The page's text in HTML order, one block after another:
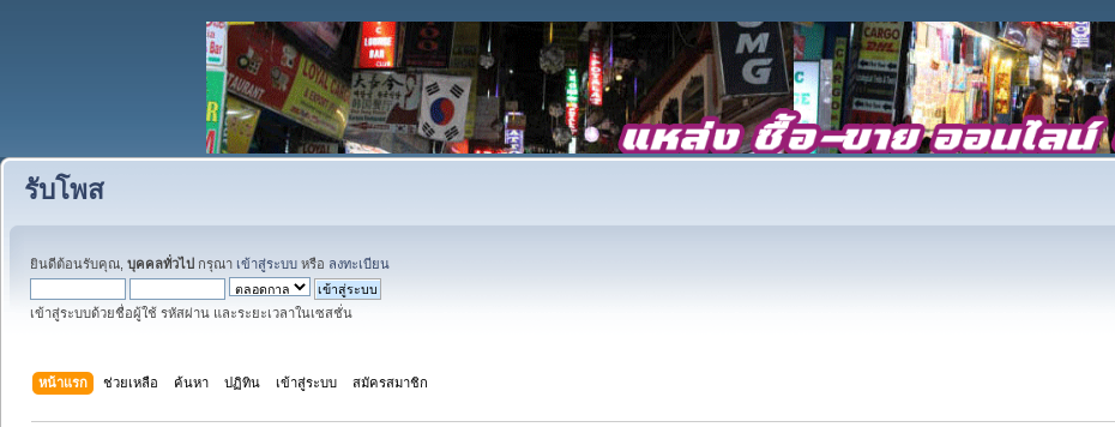
รับโพส
ยินดีต้อนรับคุณ, บุคคลทั่วไป กรุณา เข้าสู่ระบบ หรือ ลงทะเบียน
เข้าสู่ระบบด้วยชื่อผู้ใช้ รหัสผ่าน และระยะเวลาในเซสชั่น
หน้าแรก ช่วยเหลือ ค้นหา ปฏิทิน เข้าสู่ระบบ สมัครสมาชิก